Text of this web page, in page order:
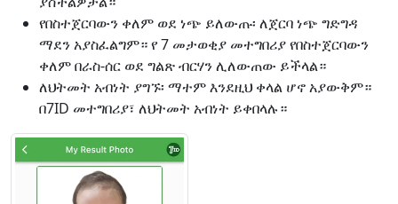
የበስተጀርባውን ቀለም ወደ ነጭ ይለውጡ፡ ለጀርባ ነጭ ግድግዳ
ማደን አያስፈልግም። የ 7 መታወቂያ መተግበሪያ የበስተጀርባውን
ቀለም በራስ-ሰር ወደ ግልጽ ብርሃን ሊለውጠው ይችላል።
ለህትመት አብነት ያግኙ፡ ማተም እንደዚህ ቀላል ሆኖ አያውቅም።
በ7ID መተግበሪያ፣ ለህትመት አብነት ይቀበላሉ።